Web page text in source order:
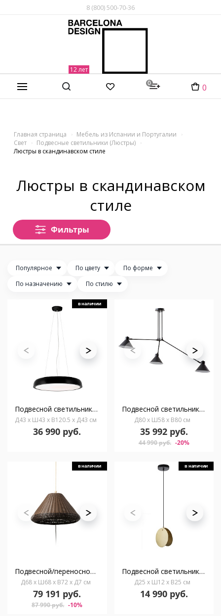
8 (800) 500-70-36
0 0
Главная страница
Мебель из Испании и Португалии
Свет
Подвесные светильники (Люстры)
Люстры в скандинавском стиле
Люстры в скандинавском
стиле
Фильтры
Популярное По цвету
По форме
По назначению
По стилю
в наличии
Подвесной светильник Cocotte-S черный LED 30W 3000K
Д43 x Ш43 x В120.5 x Д43 см
36 990 руб.
Подвесной светильник Odine
Д80 x Ш58 x В80 см
35 992 руб.
44 990 руб. -20%
в наличии
Подвесной/переносной уличный светильник Saigon серо-коричневый W70
Д68 x Ш68 x В72 x Д7 см
79 191 руб.
87 990 руб. -10%
в наличии
Подвесной светильник Bethen латунный
Д25 x Ш12 x В25 см
14 990 руб.